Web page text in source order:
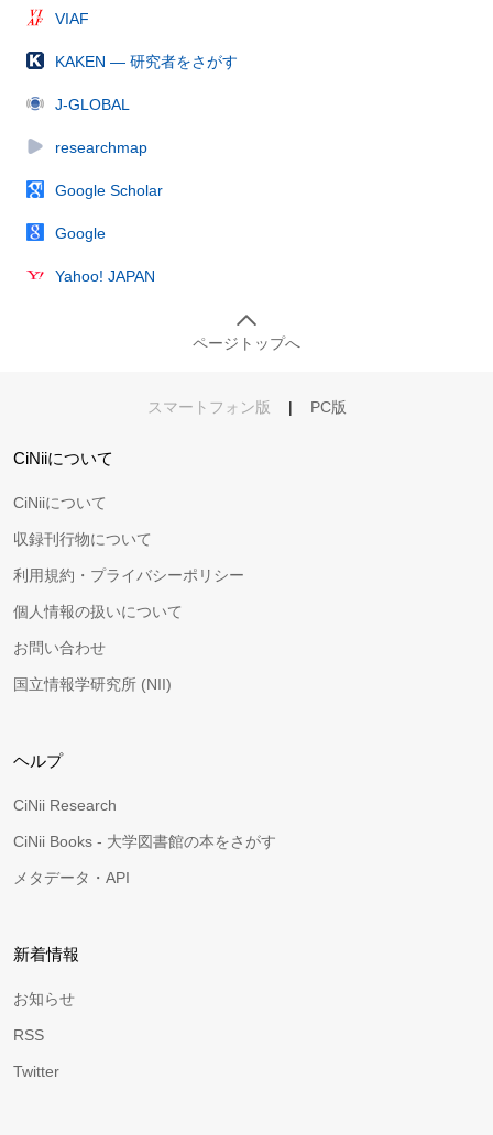
VIAF
KAKEN — 研究者をさがす
J-GLOBAL
researchmap
Google Scholar
Google
Yahoo! JAPAN
ページトップへ
スマートフォン版 | PC版
CiNiiについて
CiNiiについて
収録刊行物について
利用規約・プライバシーポリシー
個人情報の扱いについて
お問い合わせ
国立情報学研究所 (NII)
ヘルプ
CiNii Research
CiNii Books - 大学図書館の本をさがす
メタデータ・API
新着情報
お知らせ
RSS
Twitter